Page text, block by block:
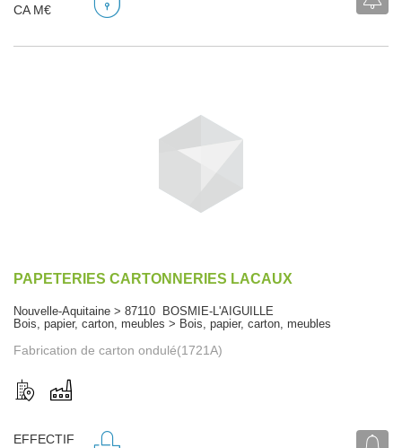
CA M€
PAPETERIES CARTONNERIES LACAUX
Nouvelle-Aquitaine > 87110 BOSMIE-L'AIGUILLE
Bois, papier, carton, meubles > Bois, papier, carton, meubles
Fabrication de carton ondulé(1721A)
EFFECTIF